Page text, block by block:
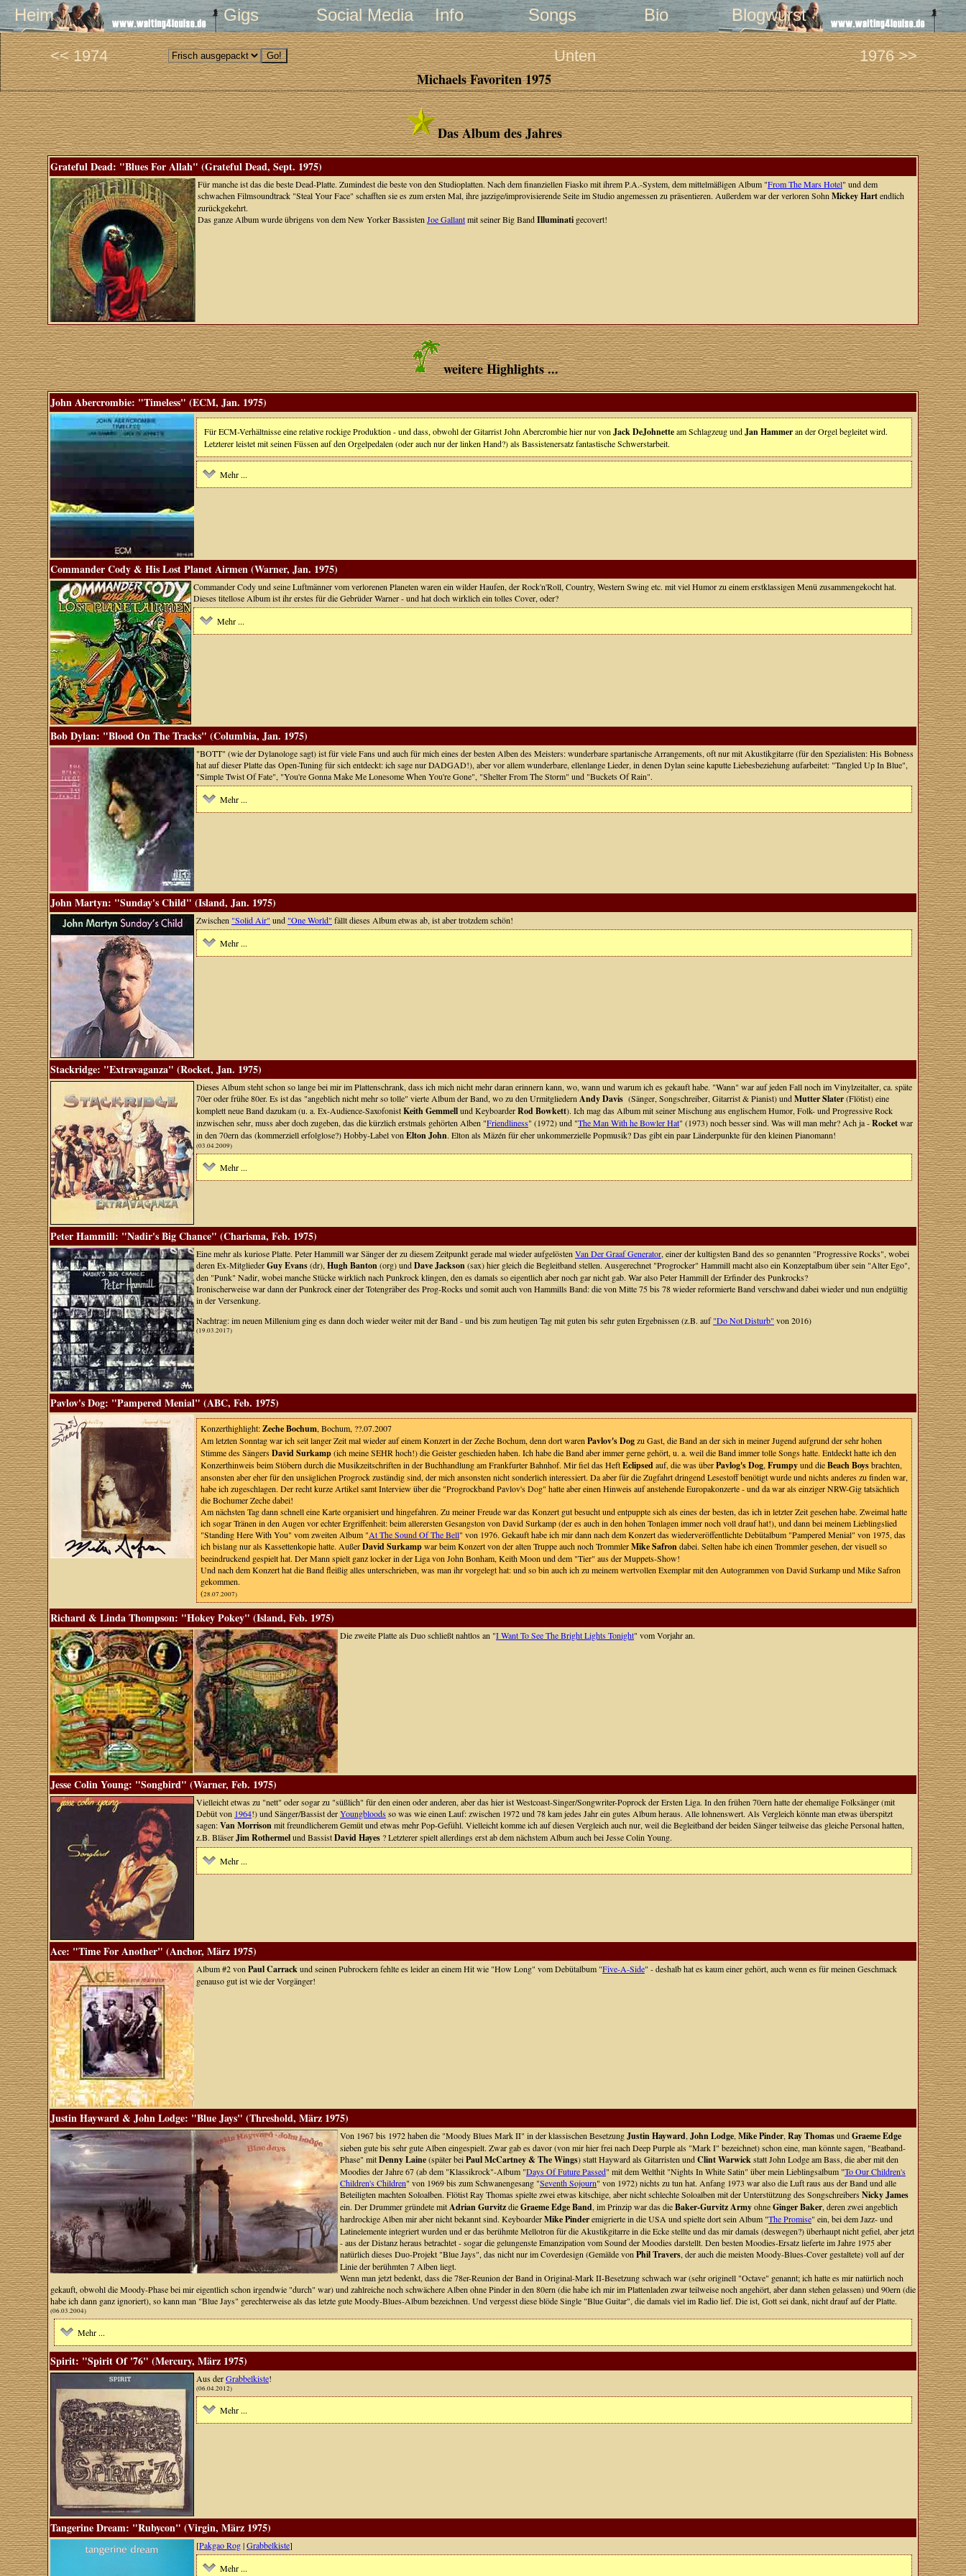
Heim Gigs Social Media Info Songs Bio Blogwurst
<< 1974 Unten 1976 >>
Michaels Favoriten 1975
Das Album des Jahres
Grateful Dead: "Blues For Allah" (Grateful Dead, Sept. 1975)
Für manche ist das die beste Dead-Platte. Zumindest die beste von den Studioplatten. Nach dem finanziellen Fiasko mit ihrem P.A.-System, dem mittelmäßigen Album "From The Mars Hotel" und dem
schwachen Filmsoundtrack "Steal Your Face" schafften sie es zum ersten Mal, ihre jazzige/improvisierende Seite im Studio angemessen zu präsentieren. Außerdem war der verloren Sohn Mickey Hartendlich
zurückgekehrt.
Das ganze Album wurde übrigens von dem New Yorker Bassisten Joe Gallantmit seiner Big BandIlluminatigecovert!
weitere Highlights ...
John Abercrombie: "Timeless" (ECM, Jan. 1975)
Für ECM-Verhältnisse eine relative rockige Produktion - und dass, obwohl der Gitarrist John Abercrombie hier nur von Jack DeJohnetteam Schlagzeug undJan Hammeran der Orgel begleitet wird.
Letzterer leistet mit seinen Füssen auf den Orgelpedalen (oder auch nur der linken Hand?) als Bassistenersatz fantastische Schwerstarbeit.
Mehr ...
Commander Cody & His Lost Planet Airmen (Warner, Jan. 1975)
Commander Cody und seine Luftmänner vom verlorenen Planeten waren ein wilder Haufen, der Rock'n'Roll, Country, Western Swing etc. mit viel Humor zu einem erstklassigen Menü zusammengekocht hat.
Dieses titellose Album ist ihr erstes für die Gebrüder Warner - und hat doch wirklich ein tolles Cover, oder?
Mehr ...
Bob Dylan: "Blood On The Tracks" (Columbia, Jan. 1975)
"BOTT" (wie der Dylanologe sagt) ist für viele Fans und auch für mich eines der besten Alben des Meisters: wunderbare spartanische Arrangements, oft nur mit Akustikgitarre (für den Spezialisten: His Bobness
hat auf dieser Platte das Open-Tuning für sich entdeckt: ich sage nur DADGAD!), aber vor allem wunderbare, ellenlange Lieder, in denen Dylan seine kaputte Liebesbeziehung aufarbeitet: "Tangled Up In Blue",
"Simple Twist Of Fate", "You're Gonna Make Me Lonesome When You're Gone", "Shelter From The Storm" und "Buckets Of Rain".
Mehr ...
John Martyn: "Sunday's Child" (Island, Jan. 1975)
Zwischen "Solid Air" und "One World" fällt dieses Album etwas ab, ist aber trotzdem schön!
Mehr ...
Stackridge: "Extravaganza" (Rocket, Jan. 1975)
Dieses Album steht schon so lange bei mir im Plattenschrank, dass ich mich nicht mehr daran erinnern kann, wo, wann und warum ich es gekauft habe. "Wann" war auf jeden Fall noch im Vinylzeitalter, ca. späte
70er oder frühe 80er. Es ist das "angeblich nicht mehr so tolle" vierte Album der Band, wo zu den Urmitgliedern Andy Davis(Sänger, Songschreiber, Gitarrist & Pianist) undMutter Slater(Flötist) eine
komplett neue Band dazukam (u. a. Ex-Audience-SaxofonistKeith Gemmellund KeyboarderRod Bowkett). Ich mag das Album mit seiner Mischung aus englischem Humor, Folk- und Progressive Rock
inzwischen sehr, muss aber doch zugeben, das die kürzlich erstmals gehörten Alben "Friendliness" (1972) und "The Man With he Bowler Hat" (1973) noch besser sind. Was will man mehr? Ach ja -Rocketwar
in den 70ern das (kommerziell erfolglose?) Hobby-Label von Elton John. Elton als Mäzén für eher unkommerzielle Popmusik? Das gibt ein paar Länderpunkte für den kleinen Pianomann!
(03.04.2009)
Mehr ...
Peter Hammill: "Nadir's Big Chance" (Charisma, Feb. 1975)
Eine mehr als kuriose Platte. Peter Hammill war Sänger der zu diesem Zeitpunkt gerade mal wieder aufgelösten Van Der Graaf Generator, einer der kultigsten Band des so genannten "Progressive Rocks", wobei
deren Ex-MitgliederGuy Evans(dr), Hugh Banton(org) undDave Jackson(sax) hier gleich die Begleitband stellen. Ausgerechnet "Progrocker" Hammill macht also ein Konzeptalbum über sein "Alter Ego",
den "Punk" Nadir, wobei manche Stücke wirklich nach Punkrock klingen, den es damals so eigentlich aber noch gar nicht gab. War also Peter Hammill der Erfinder des Punkrocks?
Ironischerweise war dann der Punkrock einer der Totengräber des Prog-Rocks und somit auch von Hammills Band: die von Mitte 75 bis 78 wieder reformierte Band verschwand dabei wieder und nun endgültig
in der Versenkung.
Nachtrag: im neuen Millenium ging es dann doch wieder weiter mit der Band - und bis zum heutigen Tag mit guten bis sehr guten Ergebnissen (z.B. auf"Do Not Disturb" von 2016)
(19.03.2017)
Pavlov's Dog: "Pampered Menial" (ABC, Feb. 1975)
Konzerthighlight:Zeche Bochum, Bochum, ??.07.2007
Am letzten Sonntag war ich seit langer Zeit mal wieder auf einem Konzert in der Zeche Bochum, denn dort waren Pavlov's Dogzu Gast, die Band an der sich in meiner Jugend aufgrund der sehr hohen
Stimme des SängersDavid Surkamp(ich meine SEHR hoch!) die Geister geschieden haben. Ich habe die Band aber immer gerne gehört, u. a. weil die Band immer tolle Songs hatte. Entdeckt hatte ich den
Konzerthinweis beim Stöbern durch die Musikzeitschriften in der Buchhandlung am Frankfurter Bahnhof. Mir fiel das HeftEclipsedauf, die was überPavlog's Dog, Frumpyund dieBeach Boysbrachten,
ansonsten aber eher für den unsäglichen Progrock zuständig sind, der mich ansonsten nicht sonderlich interessiert. Da aber für die Zugfahrt dringend Lesestoff benötigt wurde und nichts anderes zu finden war,
habe ich zugeschlagen. Der recht kurze Artikel samt Interview über die "Progrockband Pavlov's Dog" hatte aber einen Hinweis auf anstehende Europakonzerte - und da war als einziger NRW-Gig tatsächlich
die Bochumer Zeche dabei!
Am nächsten Tag dann schnell eine Karte organisiert und hingefahren. Zu meiner Freude war das Konzert gut besucht und entpuppte sich als eines der besten, das ich in letzter Zeit gesehen habe. Zweimal hatte
ich sogar Tränen in den Augen vor echter Ergriffenheit: beim allerersten Gesangston von David Surkamp (der es auch in den hohen Tonlagen immer noch voll drauf hat!), und dann bei meinem Lieblingslied
"Standing Here With You" vom zweiten Album "At The Sound Of The Bell" von 1976. Gekauft habe ich mir dann nach dem Konzert das wiederveröffentlichte Debütalbum "Pampered Menial" von 1975, das
ich bislang nur als Kassettenkopie hatte. AußerDavid Surkampwar beim Konzert von der alten Truppe auch noch TrommlerMike Safrondabei. Selten habe ich einen Trommler gesehen, der visuell so
beeindruckend gespielt hat. Der Mann spielt ganz locker in der Liga von John Bonham, Keith Moon und dem "Tier" aus der Muppets-Show!
Und nach dem Konzert hat die Band fleißig alles unterschrieben, was man ihr vorgelegt hat: und so bin auch ich zu meinem wertvollen Exemplar mit den Autogrammen von David Surkamp und Mike Safron
gekommen.
(28.07.2007)
Richard & Linda Thompson: "Hokey Pokey" (Island, Feb. 1975)
Die zweite Platte als Duo schließt nahtlos an "I Want To See The Bright Lights Tonight" vom Vorjahr an.
Jesse Colin Young: "Songbird" (Warner, Feb. 1975)
Vielleicht etwas zu "nett" oder sogar zu "süßlich" für den einen oder anderen, aber das hier ist Westcoast-Singer/Songwriter-Poprock der Ersten Liga. In den frühen 70ern hatte der ehemalige Folksänger (mit
Debüt von 1964!) und Sänger/Bassist derYoungbloodsso was wie einen Lauf: zwischen 1972 und 78 kam jedes Jahr ein gutes Album heraus. Alle lohnenswert. Als Vergleich könnte man etwas überspitzt
sagen:Van Morrisonmit freundlicherem Gemüt und etwas mehr Pop-Gefühl. Vielleicht komme ich auf diesen Vergleich auch nur, weil die Begleitband der beiden Sänger teilweise das gleiche Personal hatten,
z.B. BläserJim Rothermelund BassistDavid Hayes? Letzterer spielt allerdings erst ab dem nächstem Album auch bei Jesse Colin Young.
Mehr ...
Ace: "Time For Another" (Anchor, März 1975)
Album #2 von Paul Carrackund seinen Pubrockern fehlte es leider an einem Hit wie "How Long" vom Debütalbum "Five-A-Side" - deshalb hat es kaum einer gehört, auch wenn es für meinen Geschmack
genauso gut ist wie der Vorgänger!
Justin Hayward & John Lodge: "Blue Jays" (Threshold, März 1975)
Von 1967 bis 1972 haben die "Moody Blues Mark II" in der klassischen BesetzungJustin Hayward, John Lodge, Mike Pinder, Ray ThomasundGraeme Edge
sieben gute bis sehr gute Alben eingespielt. Zwar gab es davor (von mir hier frei nach Deep Purple als "Mark I" bezeichnet) schon eine, man könnte sagen, "Beatband-
Phase" mitDenny Laine(später beiPaul McCartney & The Wings) statt Hayward als Gitarristen undClint Warwickstatt John Lodge am Bass, die aber mit den
Moodies der Jahre 67 (ab dem "Klassikrock"-Album "Days Of Future Passed" mit dem Welthit "Nights In White Satin" über mein Lieblingsalbum "To Our Children's
Children's Children" von 1969 bis zum Schwanengesang "Seventh Sojourn" von 1972) nichts zu tun hat. Anfang 1973 war also die Luft raus aus der Band und alle
Beteiligten machten Soloalben. Flötist Ray Thomas spielte zwei etwas kitschige, aber nicht schlechte Soloalben mit der Unterstützung des SongschreibersNicky James
ein. Der Drummer gründete mitAdrian GurvitzdieGraeme Edge Band, im Prinzip war das dieBaker-Gurvitz ArmyohneGinger Baker, deren zwei angeblich
hardrockige Alben mir aber nicht bekannt sind. KeyboarderMike Pinderemigrierte in die USA und spielte dort sein Album "The Promise" ein, bei dem Jazz- und
Latinelemente integriert wurden und er das berühmte Mellotron für die Akustikgitarre in die Ecke stellte und das mir damals (deswegen?) überhaupt nicht gefiel, aber jetzt
- aus der Distanz heraus betrachtet - sogar die gelungenste Emanzipation vom Sound der Moodies darstellt. Den besten Moodies-Ersatz lieferte im Jahre 1975 aber
natürlich dieses Duo-Projekt "Blue Jays", das nicht nur im Coverdesign (Gemälde von Phil Travers, der auch die meisten Moody-Blues-Cover gestaltete) voll auf der
Linie der berühmten 7 Alben liegt.
Wenn man jetzt bedenkt, dass die 78er-Reunion der Band in Original-Mark II-Besetzung schwach war (sehr originell "Octave" genannt; ich hatte es mir natürlich noch
gekauft, obwohl die Moody-Phase bei mir eigentlich schon irgendwie "durch" war) und zahlreiche noch schwächere Alben ohne Pinder in den 80ern (die habe ich mir im Plattenladen zwar teilweise noch angehört, aber dann stehen gelassen) und 90ern (die
habe ich dann ganz ignoriert), so kann man "Blue Jays" gerechterweise als das letzte gute Moody-Blues-Album bezeichnen. Und vergesst diese blöde Single "Blue Guitar", die damals viel im Radio lief. Die ist, Gott sei dank, nicht drauf auf der Platte.
(06.03.2004)
Mehr ...
Spirit: "Spirit Of '76" (Mercury, März 1975)
Aus derGrabbelkiste!
(06.04.2012)
Mehr ...
Tangerine Dream: "Rubycon" (Virgin, März 1975)
[Pakgao Rog|Grabbelkiste]
Mehr ...